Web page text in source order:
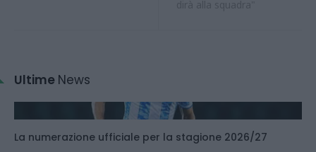
Ultime News
La numerazione ufficiale per la stagione 2026/27